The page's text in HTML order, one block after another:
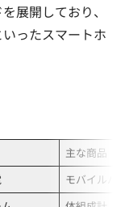
展開しており、
ったスマートホ
主な商品
モバイルバ